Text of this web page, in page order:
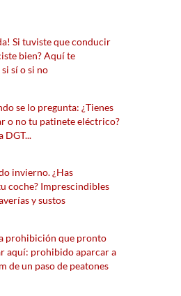
Si tuviste que conducir
bien? Aquí te
sí o si no
se lo pregunta: ¿Tienes
o no tu patinete eléctrico?
DGT...
invierno. ¿Has
coche? Imprescindibles
y sustos
prohibición que pronto
aquí: prohibido aparcar a
de un paso de peatones